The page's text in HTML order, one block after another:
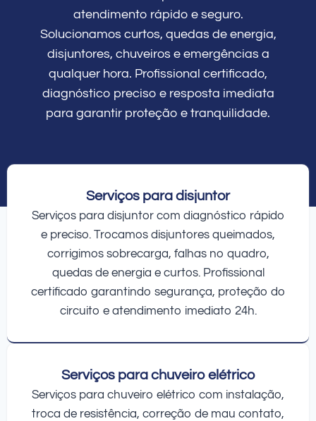
atendimento rápido e seguro.
Solucionamos curtos, quedas de energia,
disjuntores, chuveiros e emergências a
qualquer hora. Profissional certificado,
diagnóstico preciso e resposta imediata
para garantir proteção e tranquilidade.
Serviços para disjuntor
Serviços para disjuntor com diagnóstico rápido
e preciso. Trocamos disjuntores queimados,
corrigimos sobrecarga, falhas no quadro,
quedas de energia e curtos. Profissional
certificado garantindo segurança, proteção do
circuito e atendimento imediato 24h.
Serviços para chuveiro elétrico
Serviços para chuveiro elétrico com instalação,
troca de resistência, correção de mau contato,